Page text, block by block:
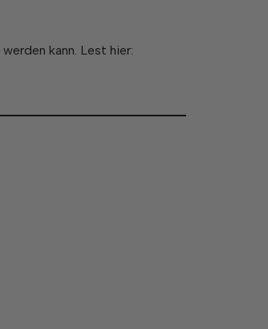
kann. Lest hier: